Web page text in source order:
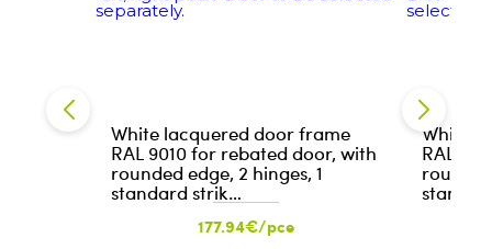
White lacquered door frame
RAL 9010 for rebated door, with
rounded edge, 2 hinges, 1
standard strik…
177.94€/pce
White
RAL